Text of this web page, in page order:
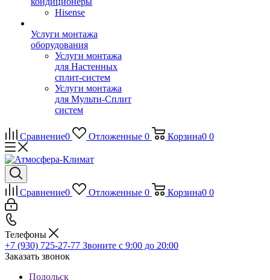
Hisense
Услуги монтажа
оборудования
Услуги монтажа
для Настенных
сплит-систем
Услуги монтажа
для Мульти-Сплит
систем
Сравнение0 Отложенные 0 Корзина0 0
Сравнение0 Отложенные 0 Корзина0 0
Телефоны
+7 (930) 725-27-77 Звоните с 9:00 до 20:00
Заказать звонок
Подольск